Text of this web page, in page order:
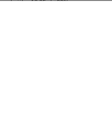
obniżką:18,95 zł +29%